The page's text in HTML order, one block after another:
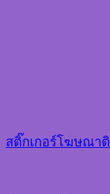
สติ๊กเกอร์โฆษณา